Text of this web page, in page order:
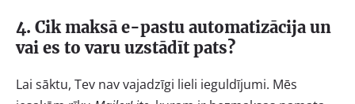
4. Cik maksā e-pastu automatizācija un
vai es to varu uzstādīt pats?
Lai sāktu, Tev nav vajadzīgi lieli ieguldījumi. Mēs